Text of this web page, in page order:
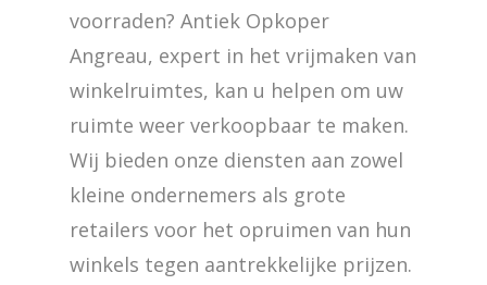
voorraden? Antiek Opkoper
Angreau, expert in het vrijmaken van
winkelruimtes, kan u helpen om uw
ruimte weer verkoopbaar te maken.
Wij bieden onze diensten aan zowel
kleine ondernemers als grote
retailers voor het opruimen van hun
winkels tegen aantrekkelijke prijzen.